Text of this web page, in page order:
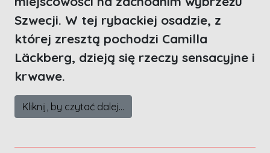
Szwecji. W tej rybackiej osadzie, z
której zresztą pochodzi Camilla
Läckberg, dzieją się rzeczy sensacyjne i
krwawe.
Kliknij, by czytać dalej...